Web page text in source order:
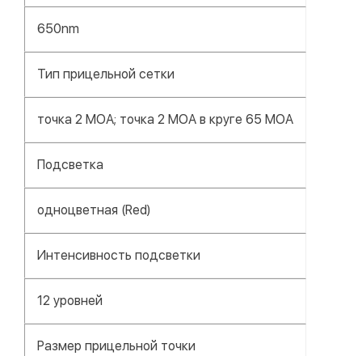
650nm
Тип прицельной сетки
точка 2 МОА; точка 2 МОА в круге 65 МОА
Подсветка
одноцветная (Red)
Интенсивность подсветки
12 уровней
Размер прицельной точки